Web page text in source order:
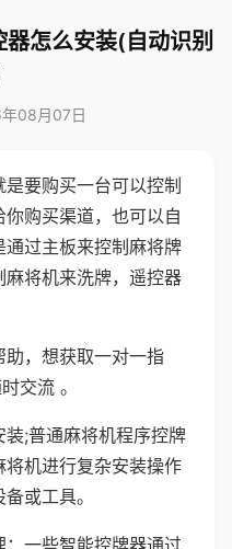
怎么安装(自动识别
08月07日
要购买一台可以控制
购买渠道，也可以自
过主板来控制麻将牌
将机来洗牌，遥控器
，想获取一对一指
交流 。
;普通麻将机程序控牌
机进行复杂安装操作
或工具。
一些智能控牌器通过